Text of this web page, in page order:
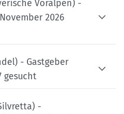
Voralpen) -
2026
- Gastgeber
gesucht
-